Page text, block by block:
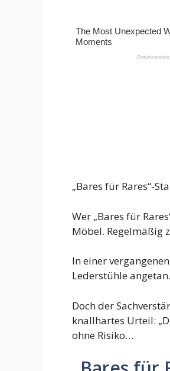
„Bares für Rares“-
Wer „Bares für
Möbel. Regelmäßig
In einer
Lederstühle
Doch der
knallhartes Urteil:
ohne Risiko…